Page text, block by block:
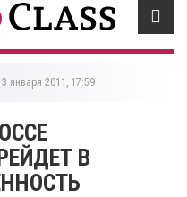
января 2011, 17:59
В